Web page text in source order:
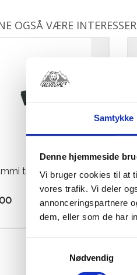
Samtykke
Denne hjemmeside
Vi bruger cookies til at
vores trafik. Vi deler
annonceringspartnere
dem, eller som de har
Nødvendig
OGSÅ VÆRE
til Tænding GM &